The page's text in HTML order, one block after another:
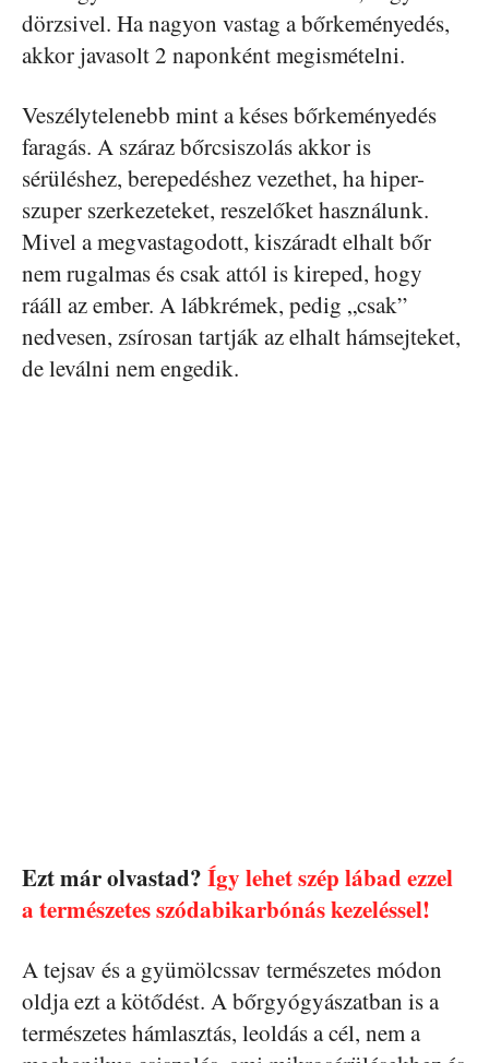
dörzsivel. Ha nagyon vastag a bőrkeményedés,
akkor javasolt 2 naponként megismételni.
Veszélytelenebb mint a késes bőrkeményedés
faragás. A száraz bőrcsiszolás akkor is
sérüléshez, berepedéshez vezethet, ha hiper-
szuper szerkezeteket, reszelőket használunk.
Mivel a megvastagodott, kiszáradt elhalt bőr
nem rugalmas és csak attól is kireped, hogy
rááll az ember. A lábkrémek, pedig „csak”
nedvesen, zsírosan tartják az elhalt hámsejteket,
de leválni nem engedik.
Ezt már olvastad? Így lehet szép lábad ezzel
a természetes szódabikarbónás kezeléssel!
A tejsav és a gyümölcssav természetes módon
oldja ezt a kötődést. A bőrgyógyászatban is a
természetes hámlasztás, leoldás a cél, nem a